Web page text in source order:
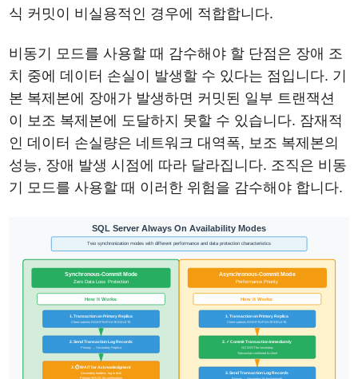
식 커밋이 비실용적인 경우에 적합합니다.
비동기 모드를 사용할 때 감수해야 할 단점은 장애 조
치 중에 데이터 손실이 발생할 수 있다는 점입니다. 기
본 복제본에 장애가 발생하면 커밋된 일부 트랜잭션
이 보조 복제본에 도달하지 못할 수 있습니다. 잠재적
인 데이터 손실량은 네트워크 대역폭, 보조 복제본의
성능, 장애 발생 시점에 따라 달라집니다. 조직은 비동
기 모드를 사용할 때 이러한 위험을 감수해야 합니다.